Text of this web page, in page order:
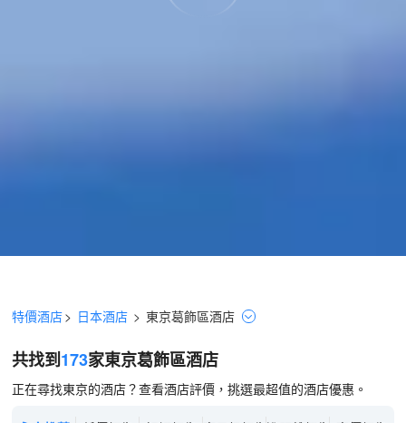
特價酒店> 日本酒店 > 東京葛飾區酒店
共找到173家東京葛飾區酒店
正在尋找東京的酒店？查看酒店評價，挑選最超值的酒店優惠。